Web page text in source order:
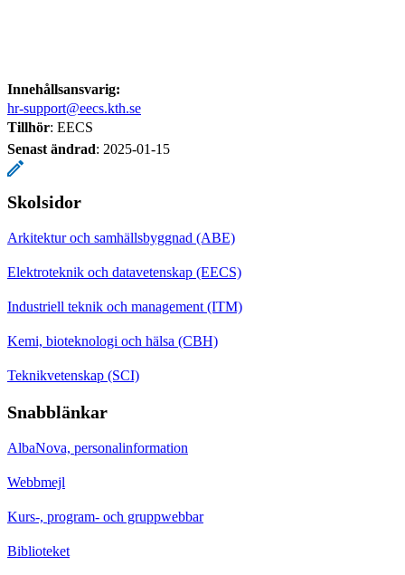
Innehållsansvarig:
hr-support@eecs.kth.se
Tillhör: EECS
Senast ändrad: 2025-01-15
Skolsidor
Arkitektur och samhällsbyggnad (ABE)
Elektroteknik och datavetenskap (EECS)
Industriell teknik och management (ITM)
Kemi, bioteknologi och hälsa (CBH)
Teknikvetenskap (SCI)
Snabblänkar
AlbaNova, personalinformation
Webbmejl
Kurs-, program- och gruppwebbar
Biblioteket